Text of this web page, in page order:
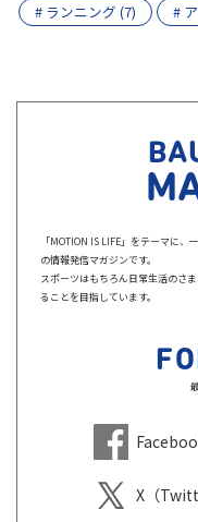
# ランニング (7)
#
「MOTION IS LIFE」をテーマに
の情報発信マガジンです。
スポーツはもちろん日常生活のさ
ることを目指しています。
X（